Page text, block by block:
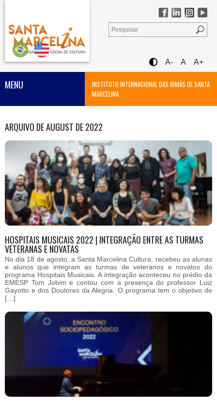
A- A A+
INSTITUTO INTERNACIONAL DAS IRMÃS DE SANTA
MARCELINA
MENU
ARQUIVO DE AUGUST DE 2022
HOSPITAIS MUSICAIS 2022 | INTEGRAÇÃO ENTRE AS TURMAS
VETERANAS E NOVATAS
No dia 18 de agosto, a Santa Marcelina Cultura, recebeu as alunas
e alunos que integram as turmas de veteranos e novatos do
programa Hospitais Musicais. A integração aconteceu no prédio da
EMESP Tom Jobim e contou com a presença do professor Luiz
Gayotto e dos Doutores da Alegria. O programa tem o objetivo de
[…]